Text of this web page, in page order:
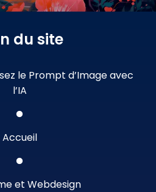
du site
le Prompt d’Image avec
l’IA
Accueil
et Webdesign